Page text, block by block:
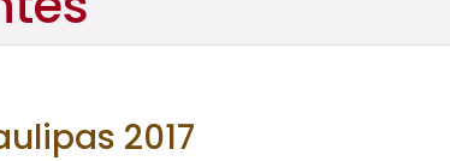
2017